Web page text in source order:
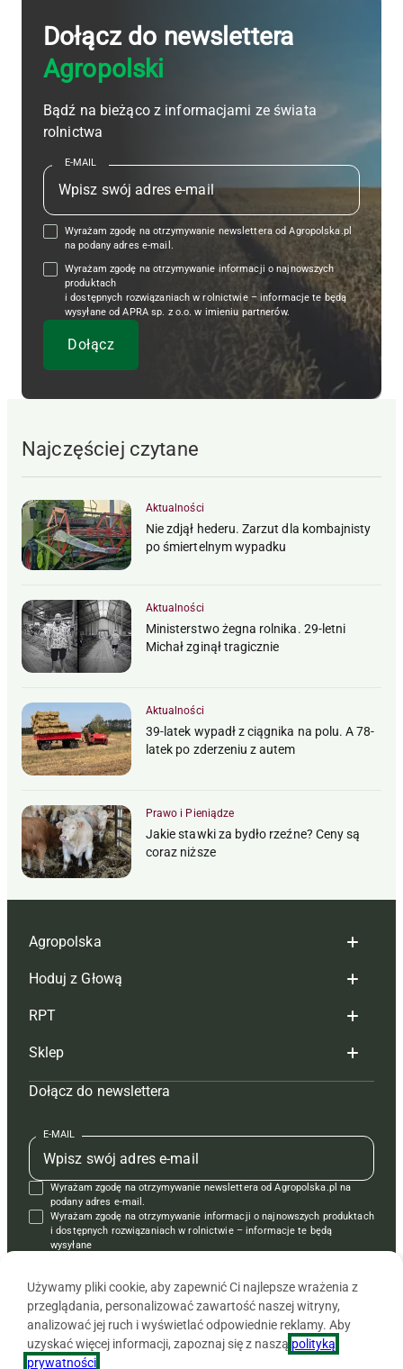
Dołącz do newslettera
Agropolski
Bądź na bieżąco z informacjami ze świata
rolnictwa
E-MAIL
Wyrażam zgodę na otrzymywanie newslettera od Agropolska.pl
na podany adres e-mail.
Wyrażam zgodę na otrzymywanie informacji o najnowszych
produktach
i dostępnych rozwiązaniach w rolnictwie – informacje te będą
wysyłane od APRA sp. z o.o. w imieniu partnerów.
Najczęściej czytane
Aktualności
Nie zdjął hederu. Zarzut dla kombajnisty
po śmiertelnym wypadku
Aktualności
Ministerstwo żegna rolnika. 29-letni
Michał zginął tragicznie
Aktualności
39-latek wypadł z ciągnika na polu. A 78-
latek po zderzeniu z autem
Prawo i Pieniądze
Jakie stawki za bydło rzeźne? Ceny są
coraz niższe
Agropolska
Redakcja
Reklama
Tagi
Mapa serwisu
Kontakt
Regulamin
Polityka prywatności
Hoduj z Głową
Hoduj z głową bydło
Hoduj z głową świnie
Prenumerata
Redakcja
Kontakt
Reklama
RPT
Redakcja
Prenumerata
Reklama
Kontakt
Krzyżówki
Sklep
Czasopisma i prenumerata
Książki
Regulamin
Dołącz do newslettera
E-MAIL
Wyrażam zgodę na otrzymywanie newslettera od Agropolska.pl na
podany adres e-mail.
Wyrażam zgodę na otrzymywanie informacji o najnowszych produktach
i dostępnych rozwiązaniach w rolnictwie – informacje te będą
wysyłane
Używamy pliki cookie, aby zapewnić Ci najlepsze wrażenia z
przeglądania, personalizować zawartość naszej witryny,
analizować jej ruch i wyświetlać odpowiednie reklamy. Aby
uzyskać więcej informacji, zapoznaj się z naszą polityką
prywatności